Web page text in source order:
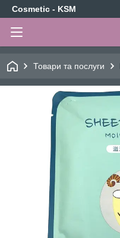
Cosmetic - KSM
Товари та послуги